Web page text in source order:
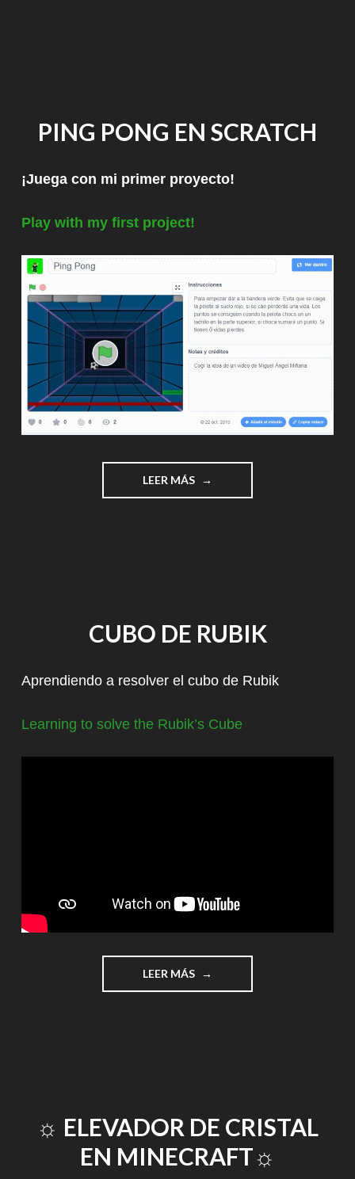
PING PONG EN SCRATCH
¡Juega con mi primer proyecto!
Play with my first project!
LEER MÁS "PING
PONG
CUBO DE RUBIK
Aprendiendo a resolver el cubo de Rubik
Learning to solve the Rubik’s Cube
LEER MÁS "CUBO
DE
☼ ELEVADOR DE CRISTAL
EN MINECRAFT☼